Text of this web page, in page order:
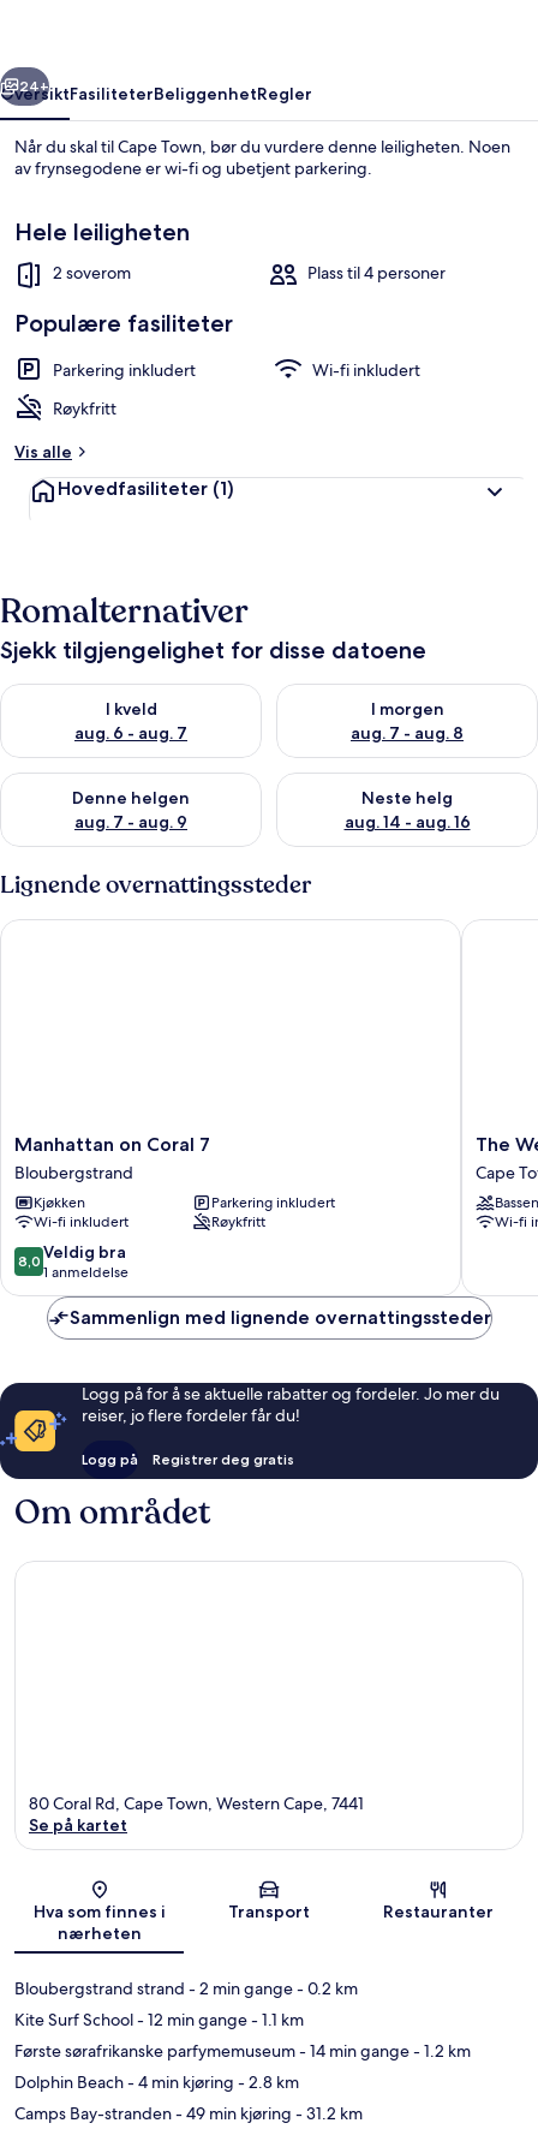
Neste
24+
OversiktFasiliteterBeliggenhetRegler
Når du skal til Cape Town, bør du vurdere denne leiligheten. Noen
av frynsegodene er wi-fi og ubetjent parkering.
Hele leiligheten
2 soverom Plass til 4 personer
Populære fasiliteter
Parkering inkludert
Wi-fi inkludert
Røykfritt
Vis alle
Hovedfasiliteter (1)
Romalternativer
Sjekk tilgjengelighet for disse datoene
I kveld
aug. 6 - aug. 7
Sjekk tilgjengelighet for i kveld, aug. 6 - aug. 7
I morgen
aug. 7 - aug. 8
Sjekk tilgjengelighet for i
Denne helgen
aug. 7 - aug. 9
Sjekk tilgjengelighet for denne helgen, aug. 7 - aug. 9
Neste helg
aug. 14 - aug. 16
Sjekk tilgjengelighet for neste
Lignende overnattingssteder
Manhattan
on
Coral
7
Bloubergstrand
Manhattan on Coral 7
Bloubergstrand
Kjøkken
Parkering inkludert
Wi-fi inkludert
Røykfritt
8.0
av
10,
Veldig
anmeldelse
8,0 Veldig bra
1 anmeldelse
Manhattan on Coral 7
The
Wex2
G06
Cape
Town
The
Cape
Wi-fi
The
Sammenlign med lignende overnattingssteder
Logg på for å se aktuelle rabatter og fordeler. Jo mer du
reiser, jo flere fordeler får du!
Logg på Registrer deg gratis
Om området
Kart
80 Coral Rd, Cape Town, Western Cape, 7441
Se på kartet
Hva som finnes i
nærheten
Transport Restauranter
Bloubergstrand strand - 2 min gange- 0.2 km
Kite Surf School- 12 min gange- 1.1 km
Første sørafrikanske parfymemuseum- 14 min gange- 1.2 km
Dolphin Beach- 4 min kjøring - 2.8 km
Camps Bay-stranden- 49 min kjøring - 31.2 km